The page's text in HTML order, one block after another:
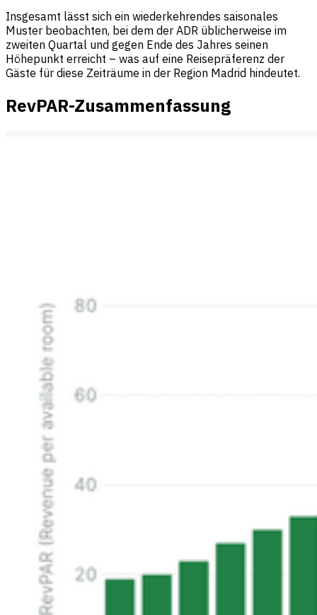
Insgesamt lässt sich ein wiederkehrendes saisonales
Muster beobachten, bei dem der ADR üblicherweise im
zweiten Quartal und gegen Ende des Jahres seinen
Höhepunkt erreicht – was auf eine Reisepräferenz der
Gäste für diese Zeiträume in der Region Madrid hindeutet.
RevPAR-Zusammenfassung